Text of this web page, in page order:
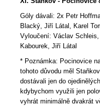
Góly dávali: 2x Petr
Blacký, Jiří Látal, Karel
Vyloučení: Václav
Kabourek, Jiří Látal
* Poznámka: Pocinovice
tohoto důvodu měl
dostávali jen do
kdybychom využili jen
vyhrát minimálně dvakrát